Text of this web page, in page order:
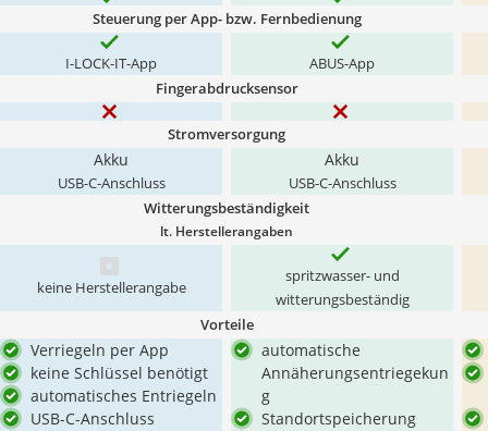
Steuerung per App- bzw. Fernbedienung
I-LOCK-IT-App ABUS-App
Fingerabdrucksensor
Stromversorgung
Akku
USB-C-Anschluss
Akku
USB-C-Anschluss
Witterungsbeständigkeit
lt. Herstellerangaben
keine Herstellerangabe
spritzwasser- und
witterungsbeständig
Vorteile
Verriegeln per App
keine Schlüssel benötigt
automatisches Entriegeln
USB-C-Anschluss
automatische
Annäherungsentriegekun
g
Standortspeicherung